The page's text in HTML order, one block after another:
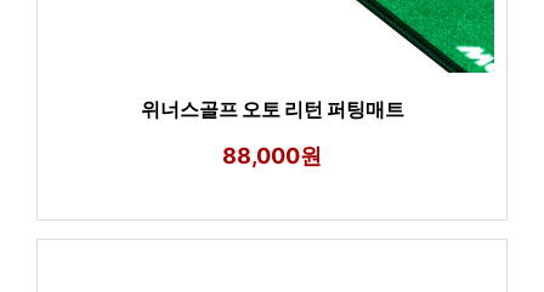
위너스골프 오토 리턴 퍼팅매트
88,000원